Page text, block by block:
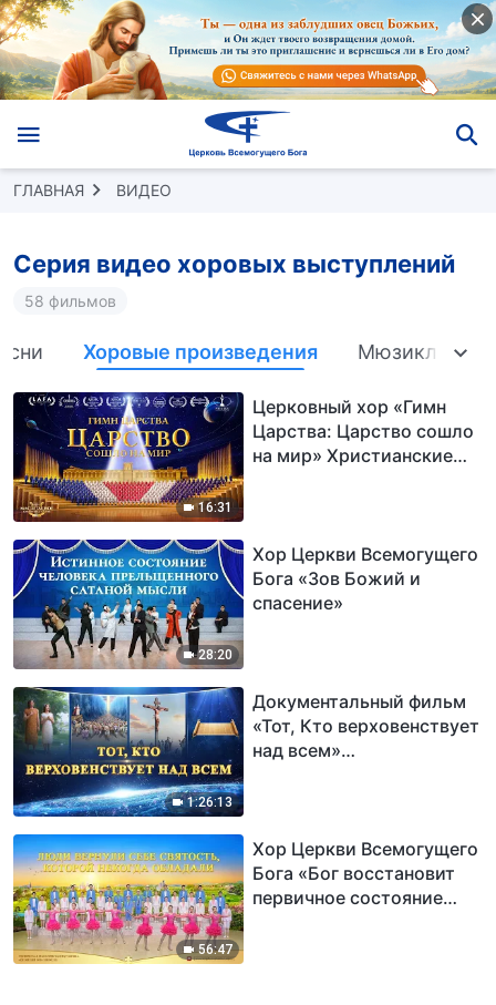
ГЛАВНАЯ ВИДЕО
Серия видео хоровых выступлений
58 фильмов
Хоровые произведения Мюзиклы
16:31
Церковный хор «Гимн
Царства: Царство сошло
на мир» Христианские
28:20
Хор Церкви Всемогущего
Бога «Зов Божий и
спасение»
1:26:13
Документальный фильм
«Тот, Кто верховенствует
над всем»
56:47
Хор Церкви Всемогущего
Бога «Бог восстановит
первичное состояние